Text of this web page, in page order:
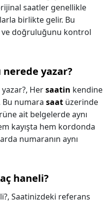
saatler genellikle
birlikte gelir. Bu
doğruluğunu kontrol
nerede yazar?
Hersaatin kendine
Bu numara saat üzerinde
ait belgelerde aynı
kayışta hem kordonda
numaranın aynı
haneli?
Saatinizdeki referans